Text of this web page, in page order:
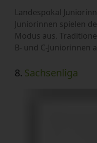
Landespokal
Juniorinnen spielen
Modus aus.
B- und C-Juniorinnen
8. Sachsenliga